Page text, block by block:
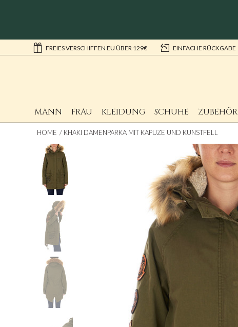
FREIES VERSCHIFFEN EU ÜBER 129€ EINFACHE RÜCKGABE
MANN FRAU KLEIDUNG SCHUHE ZUBEHÖR
HOME KHAKI DAMENPARKA MIT KAPUZE UND KUNSTFELL